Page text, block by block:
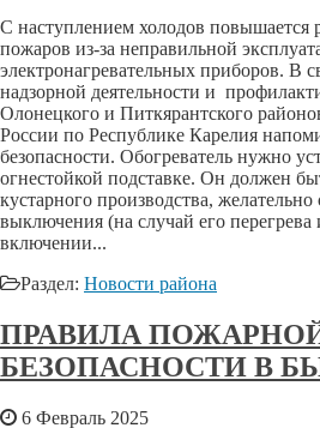
С наступлением холодов повышается
пожаров из-за неправильной
электронагревательных приборов. В
надзорной деятельности и
Олонецкого и Питкярантского
России по Республике Карелия
безопасности. Обогреватель нужно
огнестойкой подставке. Он должен
кустарного производства,
выключения (на случай его
включении...
Раздел: Новости района
ПРАВИЛА
БЕЗОПАСНОСТИ В
6 Февраль 2025